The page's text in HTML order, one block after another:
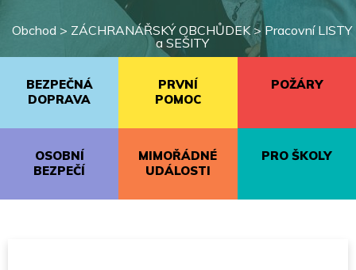
Obchod > ZÁCHRANÁŘSKÝ OBCHŮDEK> Pracovní LISTY
a SEŠITY
BEZPEČNÁ
DOPRAVA
PRVNÍ
POMOC
POŽÁRY
OSOBNÍ
BEZPEČÍ
MIMOŘÁDNÉ
UDÁLOSTI
PRO ŠKOLY